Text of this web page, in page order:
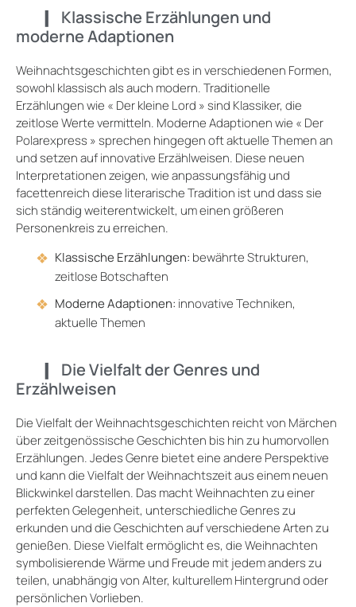
Klassische Erzählungen und
moderne Adaptionen
Weihnachtsgeschichten gibt es in verschiedenen Formen,
sowohl klassisch als auch modern. Traditionelle
Erzählungen wie « Der kleine Lord » sind Klassiker, die
zeitlose Werte vermitteln. Moderne Adaptionen wie « Der
Polarexpress » sprechen hingegen oft aktuelle Themen an
und setzen auf innovative Erzählweisen. Diese neuen
Interpretationen zeigen, wie anpassungsfähig und
facettenreich diese literarische Tradition ist und dass sie
sich ständig weiterentwickelt, um einen größeren
Personenkreis zu erreichen.
Klassische Erzählungen: bewährte Strukturen,
zeitlose Botschaften
Moderne Adaptionen: innovative Techniken,
aktuelle Themen
Die Vielfalt der Genres und
Erzählweisen
Die Vielfalt der Weihnachtsgeschichten reicht von Märchen
über zeitgenössische Geschichten bis hin zu humorvollen
Erzählungen. Jedes Genre bietet eine andere Perspektive
und kann die Vielfalt der Weihnachtszeit aus einem neuen
Blickwinkel darstellen. Das macht Weihnachten zu einer
perfekten Gelegenheit, unterschiedliche Genres zu
erkunden und die Geschichten auf verschiedene Arten zu
genießen. Diese Vielfalt ermöglicht es, die Weihnachten
symbolisierende Wärme und Freude mit jedem anders zu
teilen, unabhängig von Alter, kulturellem Hintergrund oder
persönlichen Vorlieben.